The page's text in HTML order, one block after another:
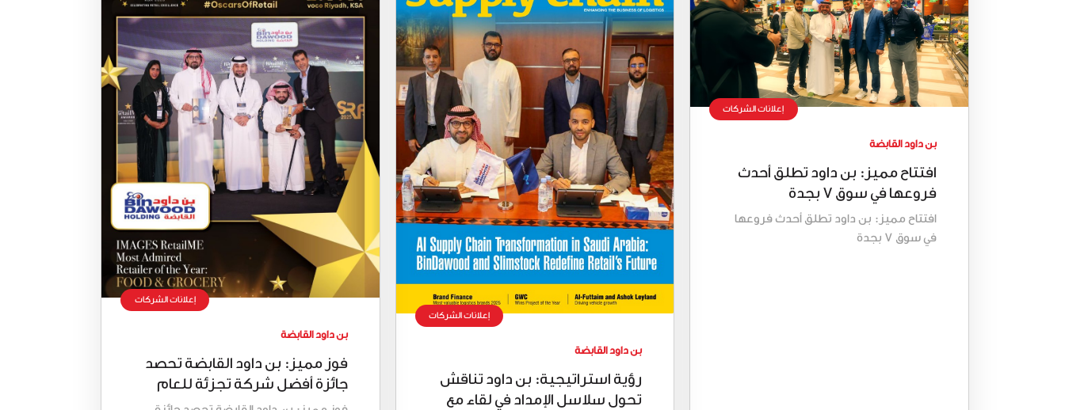
إعلانات الشركات
بن داود القابضة
افتتاح مميز: بن داود تطلق أحدث
فروعها في سوق 7 بجدة
افتتاح مميز: بن داود تطلق أحدث فروعها
في سوق 7 بجدة
إعلانات الشركات
بن داود القابضة
رؤية استراتيجية: بن داود تناقش
تحول سلاسل الإمداد في لقاء مع
إعلانات الشركات
بن داود القابضة
فوز مميز: بن داود القابضة تحصد
جائزة أفضل شركة تجزئة للعام